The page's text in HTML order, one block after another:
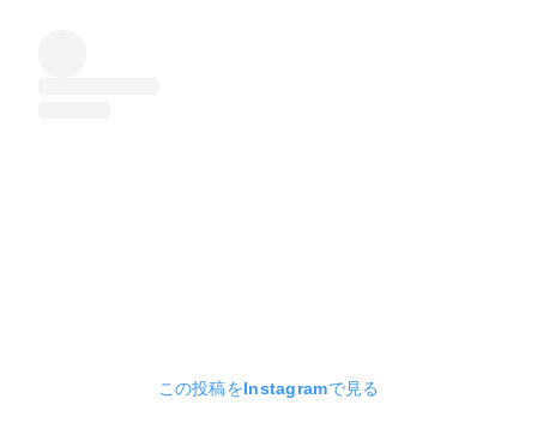
この投稿をInstagramで見る